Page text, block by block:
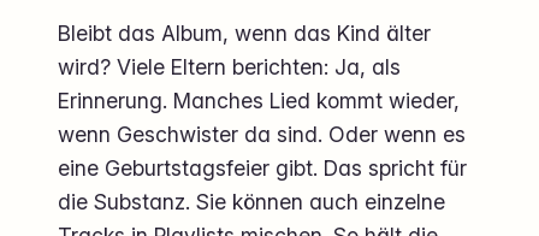
Bleibt das Album, wenn das Kind älter
wird? Viele Eltern berichten: Ja, als
Erinnerung. Manches Lied kommt wieder,
wenn Geschwister da sind. Oder wenn es
eine Geburtstagsfeier gibt. Das spricht für
die Substanz. Sie können auch einzelne